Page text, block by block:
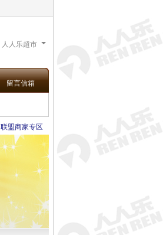
人人乐超市
留言信箱
联盟商家专区